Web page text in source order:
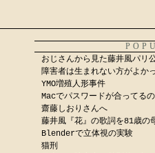
おじさんから見た藤井風パリ
障害者は生まれない方がよか
YMO増殖人形事件
Macでパスワードが合ってる
齋藤しおりさんへ
藤井風『花』の歌詞を81歳
Blenderで立体視の実験
猫刑